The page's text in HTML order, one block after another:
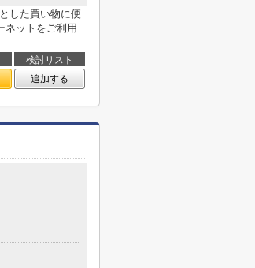
した買い物に便
ネットをご利用
検討リスト
追加する